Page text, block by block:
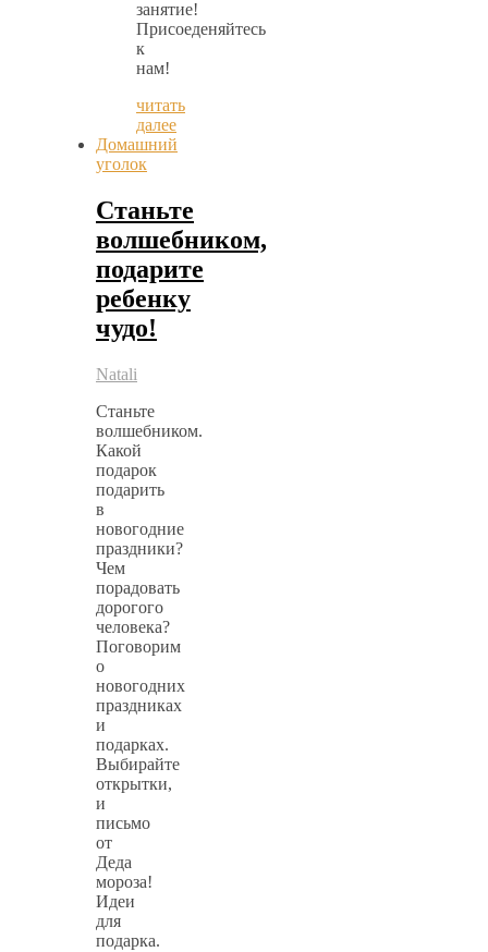
занятие!
Присоеденяйтесь
к
нам!
читать
далее
Домашний
уголок
Станьте
волшебником,
подарите
ребенку
чудо!
Natali
Станьте
волшебником.
Какой
подарок
подарить
в
новогодние
праздники?
Чем
порадовать
дорогого
человека?
Поговорим
о
новогодних
праздниках
и
подарках.
Выбирайте
открытки,
и
письмо
от
Деда
мороза!
Идеи
для
подарка.